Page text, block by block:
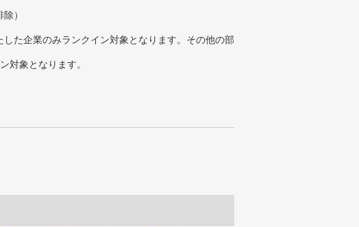
）
た企業のみランクイン対象となります。その他の部
対象となります。